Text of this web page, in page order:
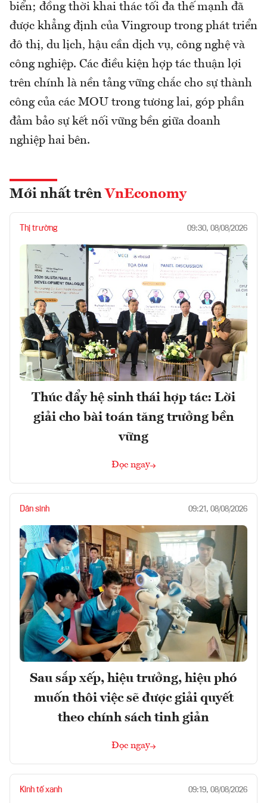
biển; đồng thời khai thác tối đa thế mạnh đã
được khẳng định của Vingroup trong phát triển
đô thị, du lịch, hậu cần dịch vụ, công nghệ và
công nghiệp. Các điều kiện hợp tác thuận lợi
trên chính là nền tảng vững chắc cho sự thành
công của các MOU trong tương lai, góp phần
đảm bảo sự kết nối vững bền giữa doanh
nghiệp hai bên.
Mới nhất trên VnEconomy
Thị trường 09:30, 08/08/2026
Thúc đẩy hệ sinh thái hợp tác: Lời
giải cho bài toán tăng trưởng bền
vững
Đọc ngay
Dân sinh 09:21, 08/08/2026
Sau sắp xếp, hiệu trưởng, hiệu phó
muốn thôi việc sẽ được giải quyết
theo chính sách tinh giản
Đọc ngay
Kinh tế xanh 09:19, 08/08/2026